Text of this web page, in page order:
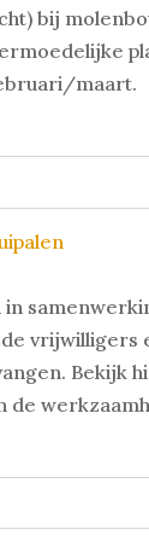
bij
maart.
vrijwilligers
Bekijk
de